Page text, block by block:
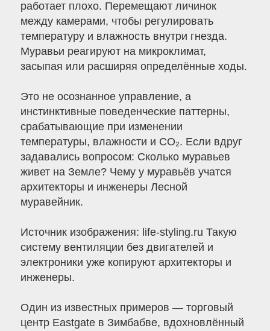
работает плохо. Перемещают личинок
между камерами, чтобы регулировать
температуру и влажность внутри гнезда.
Муравьи реагируют на микроклимат,
засыпая или расширяя определённые ходы.
Это не осознанное управление, а
инстинктивные поведенческие паттерны,
срабатывающие при изменении
температуры, влажности и CO₂. Если вдруг
задавались вопросом: Сколько муравьев
живет на Земле? Чему у муравьёв учатся
архитекторы и инженеры Лесной
муравейник.
Источник изображения: life-styling.ru Такую
систему вентиляции без двигателей и
электроники уже копируют архитекторы и
инженеры.
Один из известных примеров — торговый
центр Eastgate в Зимбабве, вдохновлённый